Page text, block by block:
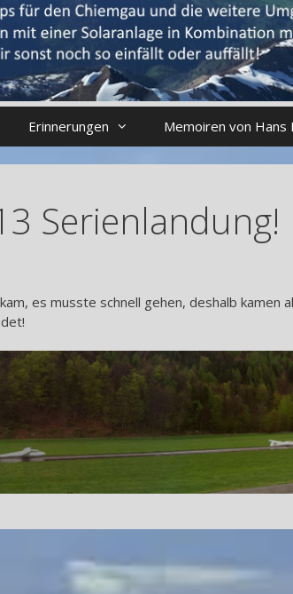
Erinnerungen Memoiren von Hans
Serienlandung!
es musste schnell gehen, deshalb kamen